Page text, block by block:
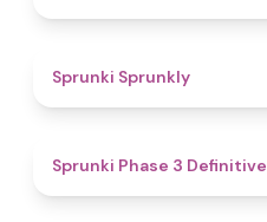
Sprunki Sprunkly
Sprunki Phase 3 Definitive